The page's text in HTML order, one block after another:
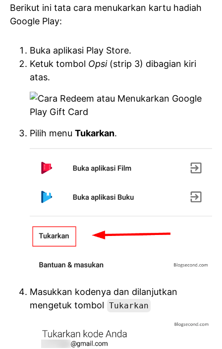
Berikut ini tata cara menukarkan kartu hadiah
Google Play:
Buka aplikasi Play Store.
Ketuk tombol Opsi(strip 3) dibagian kiri
atas.
Pilih menu Tukarkan.
Masukkan kodenya dan dilanjutkan
mengetuk tombol Tukarkan